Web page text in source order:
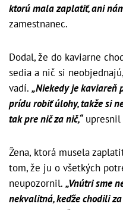
ktorú mala zaplatiť, ani
zamestnanec.
Dodal, že do kaviarne
sedia a nič si
vadí. „Niekedy je kaviareň
prídu robiť úlohy, takže si
tak pre nič za nič,“upresnil
Žena, ktorá musela
tom, že ju o všetkých
neupozornil. „Vnútri sme
nekvalitná, keďže chodili